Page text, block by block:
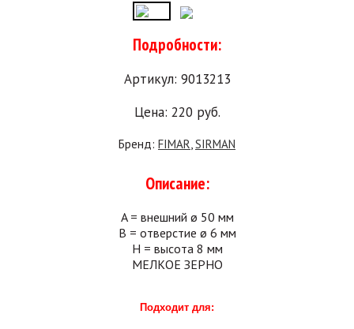
Подробности:
Артикул: 9013213
Цена: 220 руб.
Бренд: FIMAR,SIRMAN
Описание:
A = внешний ø 50 мм
B = отверстие ø 6 мм
H = высота 8 мм
МЕЛКОЕ ЗЕРНО
Подходит для: